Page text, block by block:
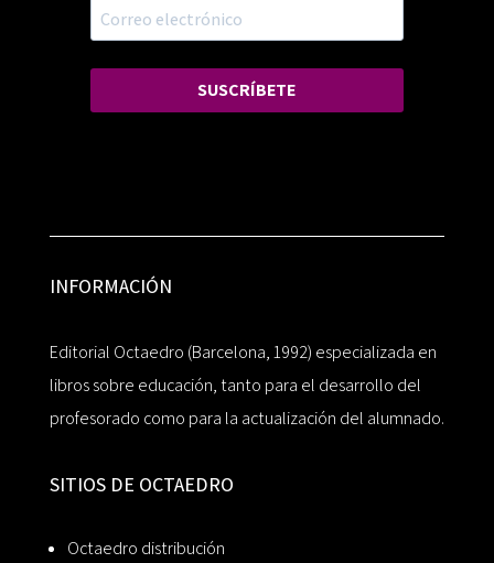
SUSCRÍBETE
INFORMACIÓN
Editorial Octaedro (Barcelona, 1992) especializada en
libros sobre educación, tanto para el desarrollo del
profesorado como para la actualización del alumnado.
SITIOS DE OCTAEDRO
Octaedro distribución